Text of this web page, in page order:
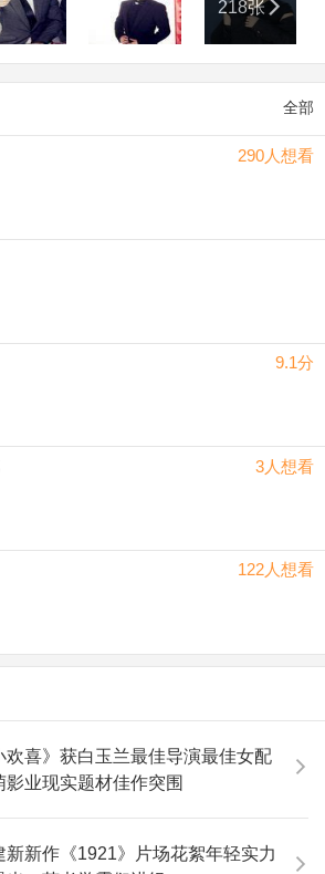
唱会；11月29日，作为北京电影学院学生
中国梦》青春版MV发布。2019年7月31
5日，参加的竞技真人秀节目《导演请指
，领衔主演的网剧《亲爱的希帕蒂娅》开
十日令》《曾少年之小时候》《许纯纯
218张
全部
290人想看
9.1分
3人想看
122人想看
欢喜》获白玉兰最佳导演最佳女配
影业现实题材佳作突围
新新作《1921》片场花絮年轻实力